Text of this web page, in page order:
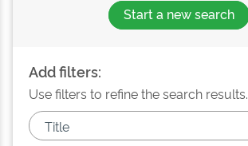
Start a new search
Add filters:
Use filters to refine the search results.